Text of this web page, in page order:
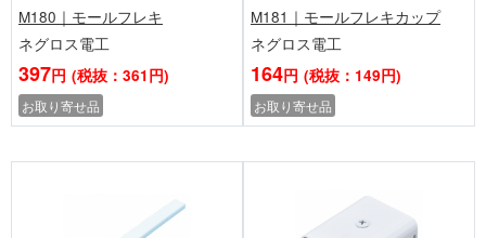
M180｜モールフレキ
ネグロス電工
397円 (税抜：361円)
お取り寄せ品
M181｜モールフレキカップ
ネグロス電工
164円 (税抜：149円)
お取り寄せ品